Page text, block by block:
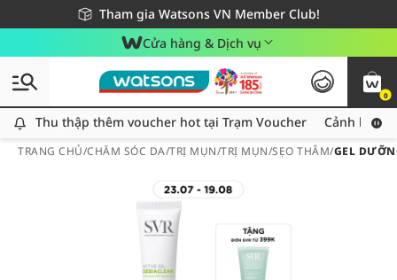
Tham gia Watsons VN Member Club!
Miễn phí giao hàng cho đơn hàng từ 249,000Đ
Giao hàng nhanh 24h - Áp dụng khu vực TP. Hồ Chí Minh
Cửa hàng & Dịch vụ
0
Thu thập thêm voucher hot tại Trạm Voucher
Thu thập thêm voucher hot tại Trạm Voucher Cảnh báo
TRANG CHỦ/CHĂM SÓC DA/TRỊ MỤN/TRỊ MỤN/SẸO THÂM/GEL